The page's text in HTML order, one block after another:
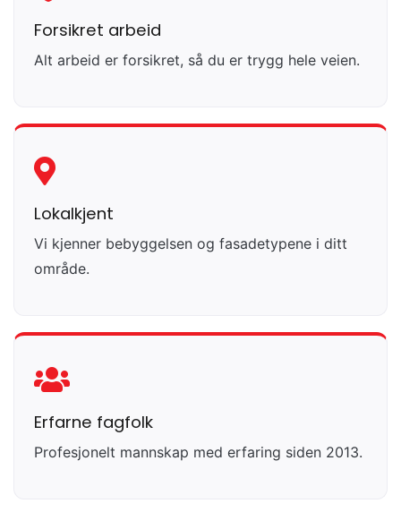
Forsikret arbeid
Alt arbeid er forsikret, så du er trygg hele veien.
Lokalkjent
Vi kjenner bebyggelsen og fasadetypene i ditt
område.
Erfarne fagfolk
Profesjonelt mannskap med erfaring siden 2013.